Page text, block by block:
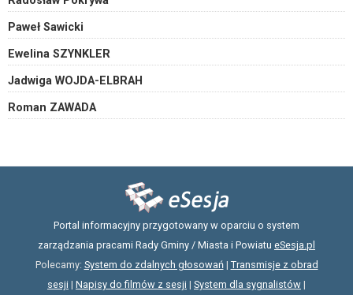
Paweł Sawicki
Ewelina SZYNKLER
Jadwiga WOJDA-ELBRAH
Roman ZAWADA
Portal informacyjny przygotowany w oparciu o system
zarządzania pracami Rady Gminy / Miasta i Powiatu eSesja.pl
Polecamy: System do zdalnych głosowań| Transmisje z obrad
sesji | Napisy do filmów z sesji | System dla sygnalistów |